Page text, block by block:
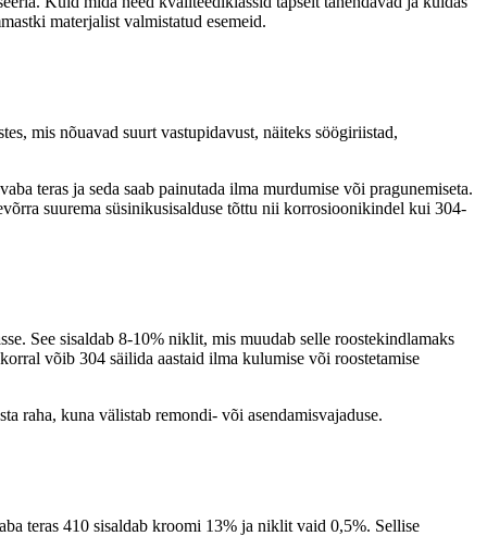
materjalist valmistatud esemeid.
mis nõuavad suurt vastupidavust, näiteks söögiriistad,
teras ja seda saab painutada ilma murdumise või pragunemiseta.
suurema süsinikusisalduse tõttu nii korrosioonikindel kui 304-
See sisaldab 8-10% niklit, mis muudab selle roostekindlamaks
võib 304 säilida aastaid ilma kulumise või roostetamise
raha, kuna välistab remondi- või asendamisvajaduse.
teras 410 sisaldab kroomi 13% ja niklit vaid 0,5%. Sellise